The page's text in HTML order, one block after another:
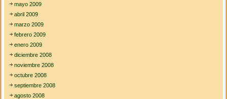
mayo 2009
abril 2009
marzo 2009
febrero 2009
enero 2009
diciembre 2008
noviembre 2008
octubre 2008
septiembre 2008
agosto 2008